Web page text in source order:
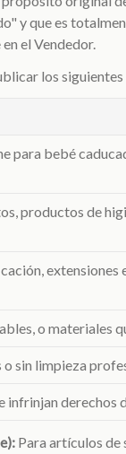
y que es
el Vendedor.
los
para bebé
productos de
o materiales
o sin limpieza
infrinjan derechos
Para artículos de